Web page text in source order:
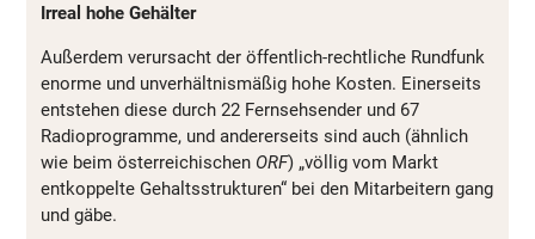
Irreal hohe Gehälter
Außerdem verursacht der öffentlich-rechtliche Rundfunk
enorme und unverhältnismäßig hohe Kosten. Einerseits
entstehen diese durch 22 Fernsehsender und 67
Radioprogramme, und andererseits sind auch (ähnlich
wie beim österreichischen ORF) „völlig vom Markt
entkoppelte Gehaltsstrukturen“ bei den Mitarbeitern gang
und gäbe.